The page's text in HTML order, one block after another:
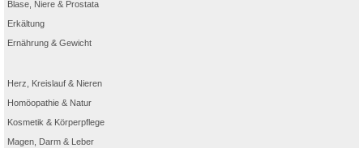
Blase, Niere & Prostata
Erkältung
Ernährung & Gewicht
Herz, Kreislauf & Nieren
Homöopathie & Natur
Kosmetik & Körperpflege
Magen, Darm & Leber